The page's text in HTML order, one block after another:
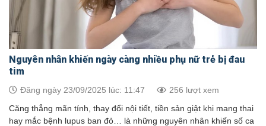
Nguyên nhân khiến ngày càng nhiều phụ nữ trẻ bị đau
tim
Đăng ngày 23/09/2025 lúc: 11:47 256 lượt xem
Căng thẳng mãn tính, thay đổi nội tiết, tiền sản giật khi mang thai
hay mắc bệnh lupus ban đỏ… là những nguyên nhân khiến số ca